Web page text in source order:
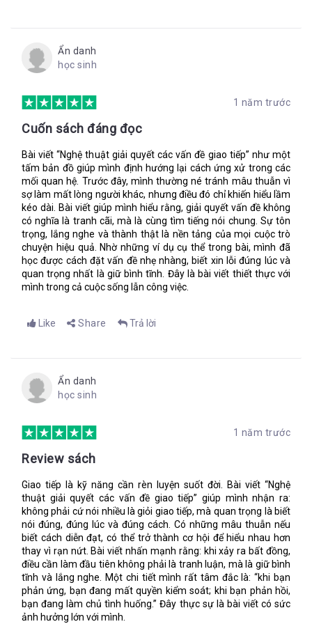
gồm cả việc phán đoán và gán mác) sẽ hình thành một bức
tường thay vì cây cầu. Nó có thể tạo ra xung đột và bị suy diễn
chặn các vấn đề liên quan đến con người và tạo ra môi trường
cực thể hiện sự cảm thông và quan tâm, tạo ra một môi
Chúng có thể khiến các nhân viên lắng nghe những phản hồi
tích cực hơn và cảm thấy được chào đón khi đưa ra phản hồi.
Nhà quản lý thân thiện hoặc uy tín được thể hiện qua việc sử
dụng ngôn ngữ tích cực. Họ không bao giờ phán đoán hoặc
gán mác cho bất kỳ ai.”
Tóm lại, hãy nhìn nhận vấn đề thật đầy đủ và nói năng ý nhị
nhé.
Và, gỡ bỏ cái mác bạn đã gán cho nhân viên/đồng nghiệp/cấp
trên/cấp dưới chỉ là bước đầu tiên trong việc tháo gỡ những
vấn đề liên quan đến con người. Đây là nội dung chính của
Chương 7. Bạn đang nghĩ rằng “vấn đề liên quan đến con
người” là thuộc chuyên môn của phòng Nhân sự, đúng không?
Có thể bạn đúng, nhưng trong phạm vị cuốn sách này thì
không. Nó vẫn thuộc vấn đề giao tiếp vì thật ra nó ám chỉ “các
xung đột khó giải quyết giữa con người với con người, hoàn
“Mọi người thường có nền tảng và quan điểm khác nhau
Tiếp đó, tác giả làm rõ quan điểm này bằng cách đưa ra các
nhân tố gây ra các vấn đề về giao tiếp, ví dự như:
Không đủ kết nối trực tiếp
Mỗi nhân tố đều được giải thích rõ ràng, dễ hiểu và kèm theo
một số gợi ý nhỏ nhằm giải quyết xung đột giao tiếp nhanh
chóng.
Tiếp sau đó, tác giả lại rót cho chúng ta những mẹo rất rất
thực tế để ngăn chặn các vấn đề đó.
Tập trung vào các yếu tố tích cực và giả sử rằng các đồng
nghiệp của mình đều có định hướng tốt nhất. Giao tiếp
thường xuyên và ổn định giữa các nhóm để tạo niềm tin và
hạn chế sự chắc chắn. Giúp người khác tìm ra cách làm rõ
Ẩn danh
học sinh
1 năm trước
Cuốn sách đáng đọc
Bài viết “Nghệ thuật giải quyết các vấn đề giao tiếp” như một
tấm bản đồ giúp mình định hướng lại cách ứng xử trong các
mối quan hệ. Trước đây, mình thường né tránh mâu thuẫn vì
sợ làm mất lòng người khác, nhưng điều đó chỉ khiến hiểu lầm
kéo dài. Bài viết giúp mình hiểu rằng, giải quyết vấn đề không
có nghĩa là tranh cãi, mà là cùng tìm tiếng nói chung. Sự tôn
trọng, lắng nghe và thành thật là nền tảng của mọi cuộc trò
chuyện hiệu quả. Nhờ những ví dụ cụ thể trong bài, mình đã
học được cách đặt vấn đề nhẹ nhàng, biết xin lỗi đúng lúc và
quan trọng nhất là giữ bình tĩnh. Đây là bài viết thiết thực với
mình trong cả cuộc sống lẫn công việc.
Like Share Trả lời
Ẩn danh
học sinh
1 năm trước
Review sách
Giao tiếp là kỹ năng cần rèn luyện suốt đời. Bài viết “Nghệ
thuật giải quyết các vấn đề giao tiếp” giúp mình nhận ra:
không phải cứ nói nhiều là giỏi giao tiếp, mà quan trọng là biết
nói đúng, đúng lúc và đúng cách. Có những mâu thuẫn nếu
biết cách diễn đạt, có thể trở thành cơ hội để hiểu nhau hơn
thay vì rạn nứt. Bài viết nhấn mạnh rằng: khi xảy ra bất đồng,
điều cần làm đầu tiên không phải là tranh luận, mà là giữ bình
tĩnh và lắng nghe. Một chi tiết mình rất tâm đắc là: “khi bạn
phản ứng, bạn đang mất quyền kiểm soát; khi bạn phản hồi,
bạn đang làm chủ tình huống.” Đây thực sự là bài viết có sức
ảnh hưởng lớn với mình.